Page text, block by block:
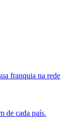
franquia na rede
de cada país.